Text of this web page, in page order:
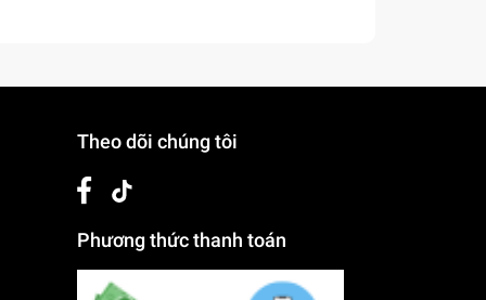
Theo dõi chúng tôi
Phương thức thanh toán